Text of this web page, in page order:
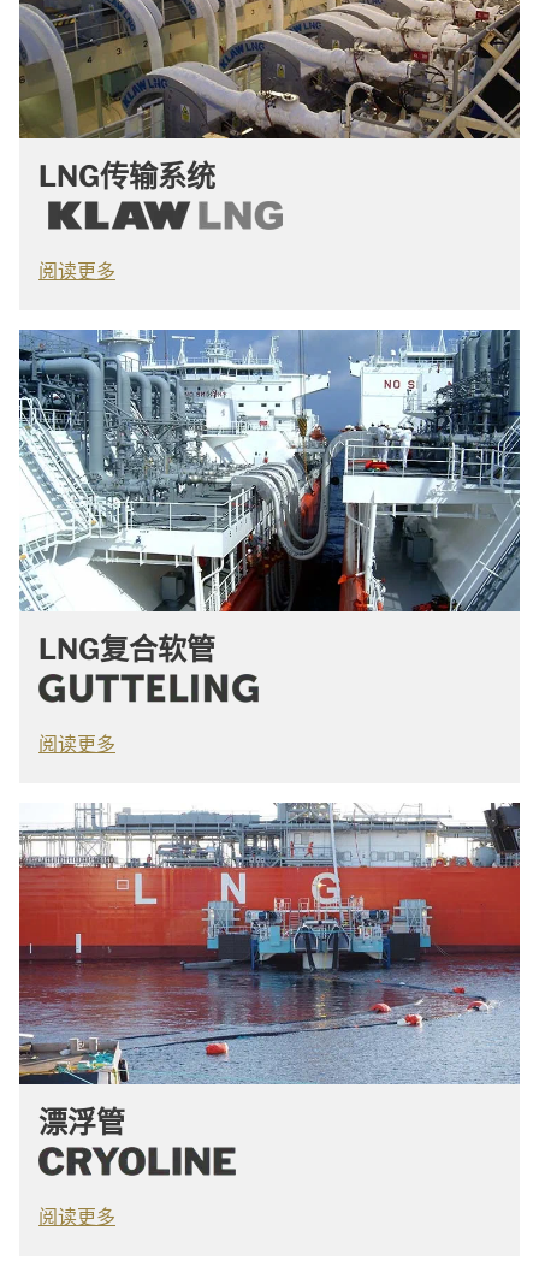
LNG传输系统
阅读更多
LNG复合软管
阅读更多
漂浮管
阅读更多